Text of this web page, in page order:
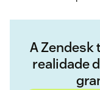
A Zendesk
realidade